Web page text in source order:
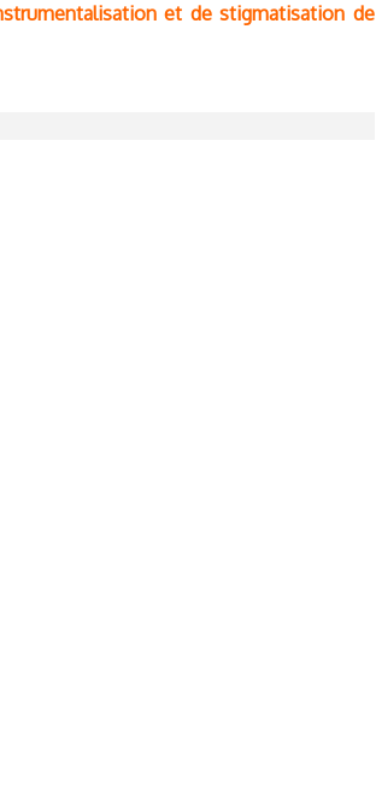
et de stigmatisation de